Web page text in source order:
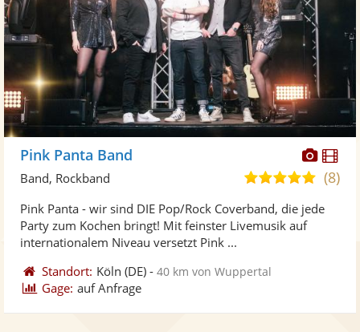
Fotos
Pink Panta Band
5,0
5
(8)
Band, Rockband
Pink Panta - wir sind DIE Pop/Rock Coverband, die jede
Party zum Kochen bringt! Mit feinster Livemusik auf
internationalem Niveau versetzt Pink ...
Standort: Köln (DE) -40 km von Wuppertal
Gage: auf Anfrage